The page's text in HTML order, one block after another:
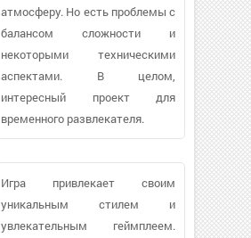
атмосферу. Но есть проблемы с
балансом сложности и
некоторыми техническими
аспектами. В целом,
интересный проект для
временного развлекателя.
Игра привлекает своим
уникальным стилем и
увлекательным геймплеем.